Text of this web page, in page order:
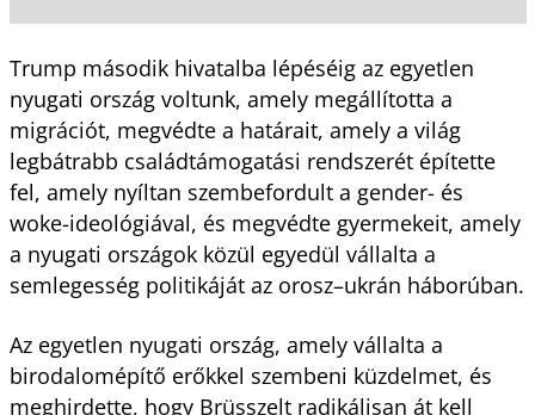
Trump második hivatalba lépéséig az egyetlen
nyugati ország voltunk, amely megállította a
migrációt, megvédte a határait, amely a világ
legbátrabb családtámogatási rendszerét építette
fel, amely nyíltan szembefordult a gender- és
woke-ideológiával, és megvédte gyermekeit, amely
a nyugati országok közül egyedül vállalta a
semlegesség politikáját az orosz–ukrán háborúban.
Az egyetlen nyugati ország, amely vállalta a
birodalomépítő erőkkel szembeni küzdelmet, és
meghirdette, hogy Brüsszelt radikálisan át kell